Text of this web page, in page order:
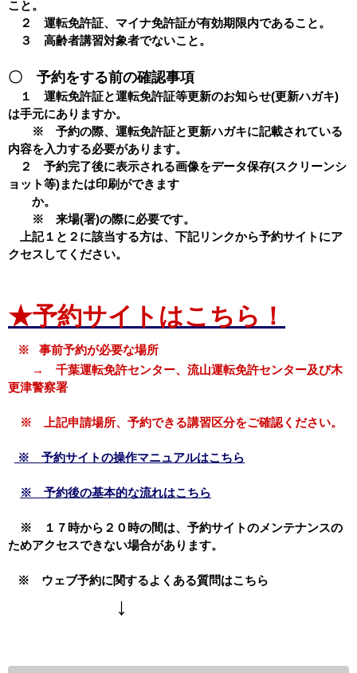
こと。
２ 運転免許証、マイナ免許証が有効期限内であること。
３ 高齢者講習対象者でないこと。
〇 予約をする前の確認事項
１ 運転免許証と運転免許証等更新のお知らせ(更新ハガキ)
は手元にありますか。
※ 予約の際、運転免許証と更新ハガキに記載されている
内容を入力する必要があります。
２ 予約完了後に表示される画像をデータ保存(スクリーンシ
ョット等)または印刷ができます
か。
※ 来場(署)の際に必要です。
上記１と２に該当する方は、下記リンクから予約サイトにア
クセスしてください。
★予約サイトはこちら！
※ 事前予約が必要な場所
→ 千葉運転免許センター、流山運転免許センター及び木
更津警察署
※ 上記申請場所、予約できる講習区分をご確認ください。
※ 予約サイトの操作マニュアルはこちら
※ 予約後の基本的な流れはこちら
※ １７時から２０時の間は、予約サイトのメンテナンスの
ためアクセスできない場合があります。
※ ウェブ予約に関するよくある質問はこちら
↓